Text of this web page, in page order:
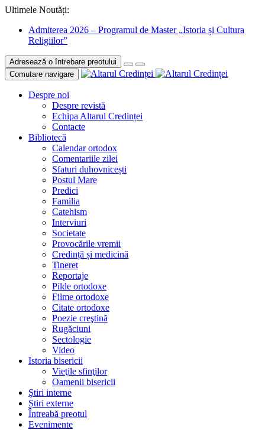
Ultimele Noutăți:
Admiterea 2026 – Programul de Master „Istoria și Cultura
Religiilor”
Adresează o întrebare preotului
Comutare navigare
Despre noi
Despre revistă
Echipa Altarul Credinței
Contacte
Bibliotecă
Calendar ortodox
Comentariile zilei
Sfaturi duhovnicești
Postul Mare
Predici
Familia
Catehism
Interviuri
Societate
Provocările vremii
Credință și medicină
Tineret
Reportaje
Pilde ortodoxe
Filme ortodoxe
Citate ortodoxe
Poezie creştină
Rugăciuni
Sectologie
Video
Istoria bisericii
Vieţile sfinţilor
Oamenii bisericii
Ştiri interne
Știri externe
Întreabă preotul
Evenimente